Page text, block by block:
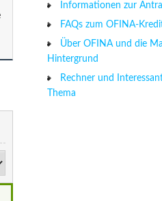
Informationen zur
FAQs zum OFINA-
Über OFINA und die
Hintergrund
Rechner und
Thema